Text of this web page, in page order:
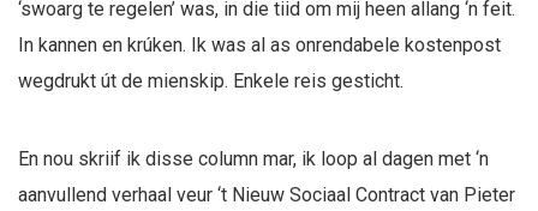
‘swoarg te regelen’ was, in die tiid om mij heen allang ‘n feit.
In kannen en krúken. Ik was al as onrendabele kostenpost
wegdrukt út de mienskip. Enkele reis gesticht.
En nou skriif ik disse column mar, ik loop al dagen met ‘n
aanvullend verhaal veur ‘t Nieuw Sociaal Contract van Pieter